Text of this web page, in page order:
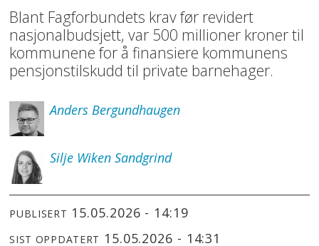
Blant Fagforbundets krav før revidert
nasjonalbudsjett, var 500 millioner kroner til
kommunene for å finansiere kommunens
pensjonstilskudd til private barnehager.
Anders Bergundhaugen
Silje Wiken Sandgrind
PUBLISERT 15.05.2026 - 14:19
SIST OPPDATERT 15.05.2026 - 14:31